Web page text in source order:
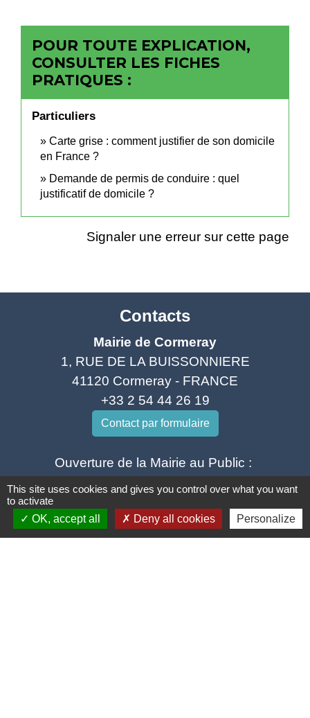
POUR TOUTE EXPLICATION,
CONSULTER LES FICHES
PRATIQUES :
Particuliers
Carte grise : comment justifier de son domicile
en France ?
Demande de permis de conduire : quel
justificatif de domicile ?
Signaler une erreur sur cette page
Contacts
Mairie de Cormeray
1, RUE DE LA BUISSONNIERE
41120 Cormeray - FRANCE
+33 2 54 44 26 19
Contact par formulaire
Ouverture de la Mairie au Public :
Lundi, Mardi, Jeudi 14h00 à 18h00 / Vendredi
Samedi 10h00 à 12h00 / Fermée le mercredi
This site uses cookies and gives you control over what you want
to activate
OK, accept all
Deny all cookies Personalize